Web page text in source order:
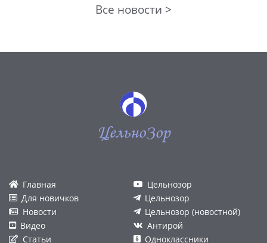
Все новости >
ЦельноЗор
Главная
Для новичков
Новости
Видео
Статьи
Цельнозор
Цельнозор
Цельнозор (новостной)
Антирой
Одноклассники